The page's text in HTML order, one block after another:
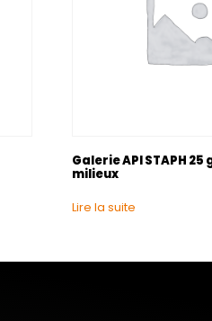
Galerie API STAPH 25
milieux
Lire la suite